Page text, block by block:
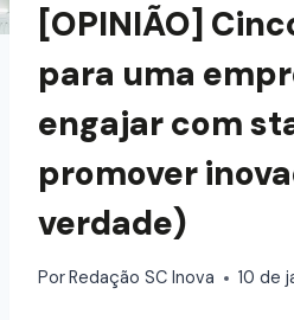
[OPINIÃO]
para uma
engajar com
promover
verdade)
PorRedação SC Inova 10 de